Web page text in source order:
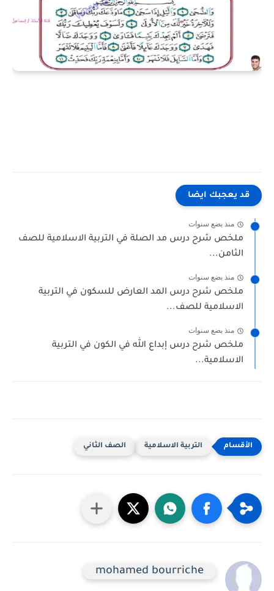
قد يعجبك ايضا
منذ بضع سنوات
ملخص شرح درس مد الصلة في التربية الاسلامية للصف
الثامن...
منذ بضع سنوات
ملخص شرح درس المد العارض للسكون في التربية
الاسلامية للصف...
منذ بضع سنوات
ملخص شرح درس إبداع الله في الكون في التربية
الاسلامية...
التربية الاسلامية الصف الثاني
mohamed bourriche